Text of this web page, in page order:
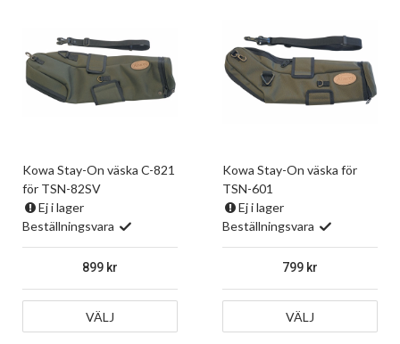
Kowa Stay-On väska C-821
för TSN-82SV
Ej i lager
Beställningsvara
899
VÄLJ
Kowa Stay-On väska för
TSN-601
Ej i lager
Beställningsvara
799
VÄLJ